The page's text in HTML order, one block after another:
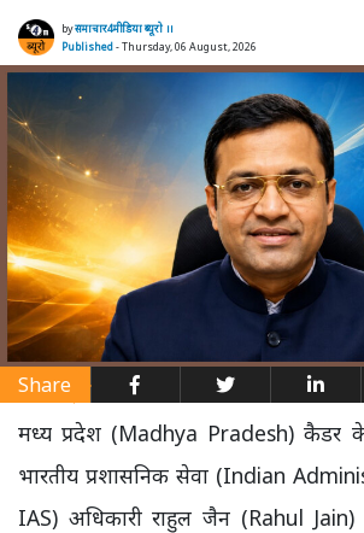
byसमाचार4मीडिया ब्यूरो ।।
Published- Thursday, 06 August, 2026
Share
मध्य प्रदेश (Madhya Pradesh) कैडर
भारतीय प्रशासनिक सेवा (Indian
IAS) अधिकारी राहुल जैन (Rahul Jain)